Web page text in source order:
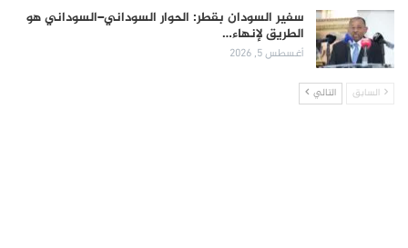
سفير السودان بقطر: الحوار السوداني–السوداني هو
الطريق لإنهاء…
أغسطس 5, 2026
السابق التالي